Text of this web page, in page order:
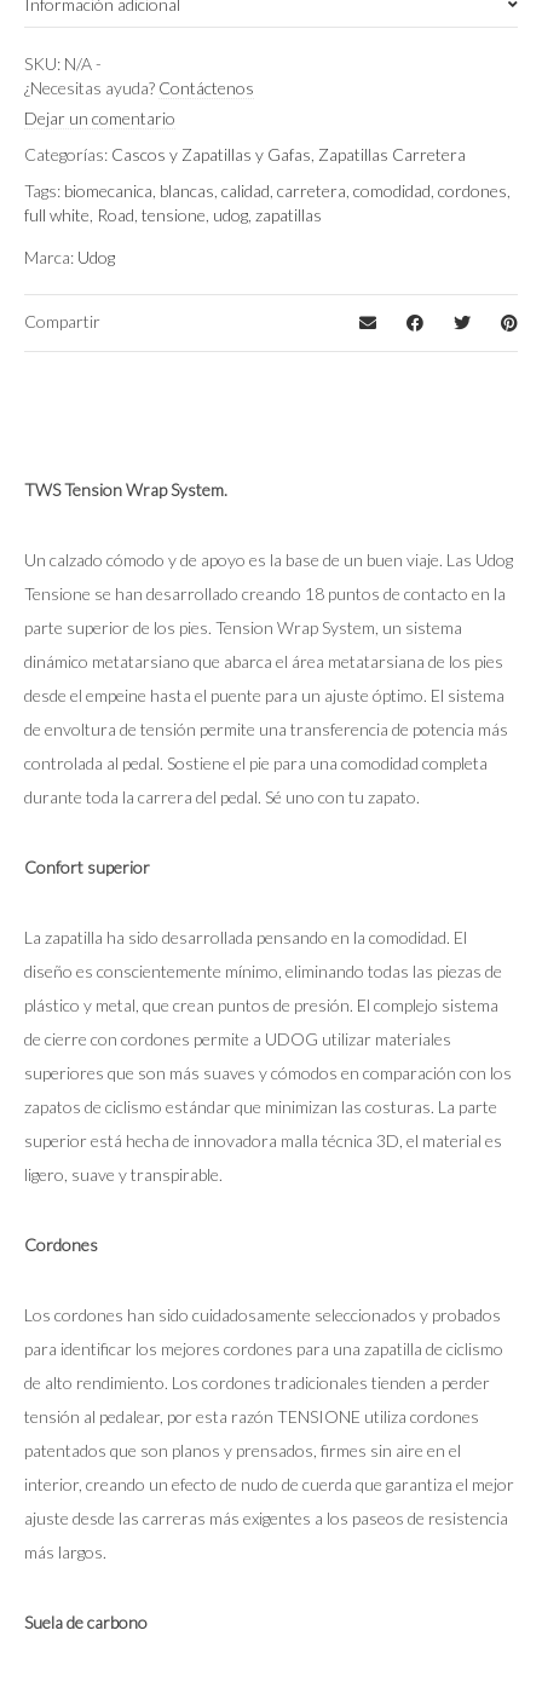
Información adicional
Color
11), EU 46 (US 12)
SKU: N/A-
¿Necesitas ayuda? Contáctenos
Dejar un comentario
Categorías: Cascos y Zapatillas y Gafas, Zapatillas Carretera
Tags: biomecanica, blancas, calidad, carretera, comodidad, cordones,
full white, Road, tensione, udog, zapatillas
Marca: Udog
Compartir
TWS Tension Wrap System.
Un calzado cómodo y de apoyo es la base de un buen viaje. Las Udog
Tensione se han desarrollado creando 18 puntos de contacto en la
parte superior de los pies. Tension Wrap System, un sistema
dinámico metatarsiano que abarca el área metatarsiana de los pies
desde el empeine hasta el puente para un ajuste óptimo. El sistema
de envoltura de tensión permite una transferencia de potencia más
controlada al pedal. Sostiene el pie para una comodidad completa
durante toda la carrera del pedal. Sé uno con tu zapato.
Confort superior
La zapatilla ha sido desarrollada pensando en la comodidad. El
diseño es conscientemente mínimo, eliminando todas las piezas de
plástico y metal, que crean puntos de presión. El complejo sistema
de cierre con cordones permite a UDOG utilizar materiales
superiores que son más suaves y cómodos en comparación con los
zapatos de ciclismo estándar que minimizan las costuras. La parte
superior está hecha de innovadora malla técnica 3D, el material es
ligero, suave y transpirable.
Cordones
Los cordones han sido cuidadosamente seleccionados y probados
para identificar los mejores cordones para una zapatilla de ciclismo
de alto rendimiento. Los cordones tradicionales tienden a perder
tensión al pedalear, por esta razón TENSIONE utiliza cordones
patentados que son planos y prensados, firmes sin aire en el
interior, creando un efecto de nudo de cuerda que garantiza el mejor
ajuste desde las carreras más exigentes a los paseos de resistencia
más largos.
Suela decarbono